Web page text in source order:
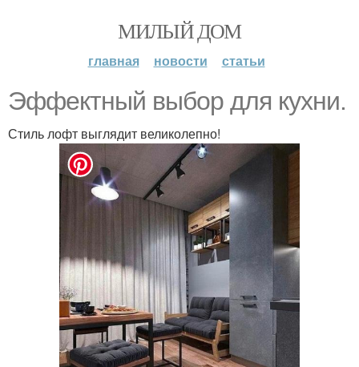
МИЛЫЙ ДОМ
главная новости статьи
Эффектный выбор для кухни.
Стиль лофт выглядит великолепно!